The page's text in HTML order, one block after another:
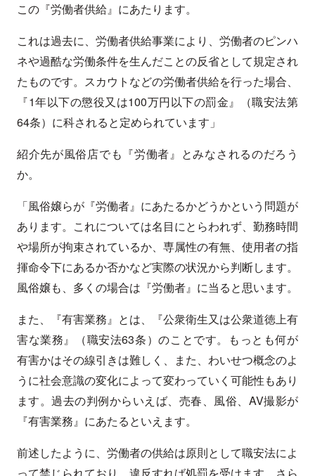
この『労働者供給』にあたります。
これは過去に、労働者供給事業により、労働者のピンハ
ネや過酷な労働条件を生んだことの反省として規定され
たものです。スカウトなどの労働者供給を行った場合、
『1年以下の懲役又は100万円以下の罰金』（職安法第
64条）に科されると定められています」
紹介先が風俗店でも『労働者』とみなされるのだろう
か。
「風俗嬢らが『労働者』にあたるかどうかという問題が
あります。これについては名目にとらわれず、勤務時間
や場所が拘束されているか、専属性の有無、使用者の指
揮命令下にあるか否かなど実際の状況から判断します。
風俗嬢も、多くの場合は『労働者』に当ると思います。
また、『有害業務』とは、『公衆衛生又は公衆道徳上有
害な業務』（職安法63条）のことです。もっとも何が
有害かはその線引きは難しく、また、わいせつ概念のよ
うに社会意識の変化によって変わっていく可能性もあり
ます。過去の判例からいえば、売春、風俗、AV撮影が
『有害業務』にあたるといえます。
前述したように、労働者の供給は原則として職安法によ